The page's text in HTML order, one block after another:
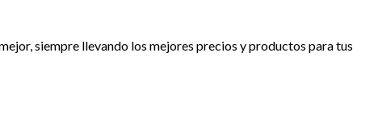
$32,000.$27,800.
siempre llevando los mejores precios y productos para tus